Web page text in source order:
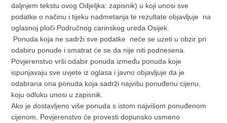
daljnjem tekstu ovog Odjeljka: zapisnik) u koji unosi sve
podatke o načinu i tijeku nadmetanja te rezultate objavljuje na
oglasnoj ploči Područnog carinskog ureda Osijek.
Ponuda koja ne sadrži sve podatke neće se uzeti u obzir pri
odabiru ponude i smatrat će se da nije niti podnesena.
Povjerenstvo vrši odabir ponuda između ponuda koje
ispunjavaju sve uvjete iz oglasa i javno objavljuje da je
odabrana ona ponuda koja sadrži najvišu ponuđenu cijenu,
koju odluku unosi u zapisnik.
Ako je dostavljeno više ponuda s istom najvišom ponuđenom
cijenom, Povjerenstvo će provesti dopunsko usmeno